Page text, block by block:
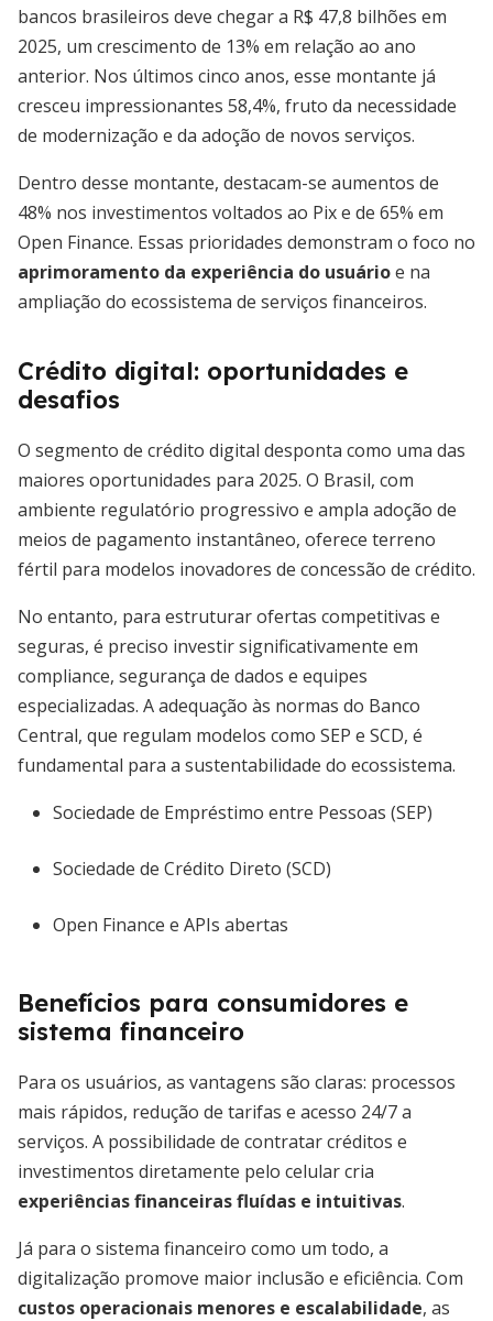
bancos brasileiros deve chegar a R$ 47,8 bilhões em
2025, um crescimento de 13% em relação ao ano
anterior. Nos últimos cinco anos, esse montante já
cresceu impressionantes 58,4%, fruto da necessidade
de modernização e da adoção de novos serviços.
Dentro desse montante, destacam-se aumentos de
48% nos investimentos voltados ao Pix e de 65% em
Open Finance. Essas prioridades demonstram o foco no
aprimoramento da experiência do usuárioe na
ampliação do ecossistema de serviços financeiros.
Crédito digital: oportunidades e
desafios
O segmento de crédito digital desponta como uma das
maiores oportunidades para 2025. O Brasil, com
ambiente regulatório progressivo e ampla adoção de
meios de pagamento instantâneo, oferece terreno
fértil para modelos inovadores de concessão de crédito.
No entanto, para estruturar ofertas competitivas e
seguras, é preciso investir significativamente em
compliance, segurança de dados e equipes
especializadas. A adequação às normas do Banco
Central, que regulam modelos como SEP e SCD, é
fundamental para a sustentabilidade do ecossistema.
Sociedade de Empréstimo entre Pessoas (SEP)
Sociedade de Crédito Direto (SCD)
Open Finance e APIs abertas
Benefícios para consumidores e
sistema financeiro
Para os usuários, as vantagens são claras: processos
mais rápidos, redução de tarifas e acesso 24/7 a
serviços. A possibilidade de contratar créditos e
investimentos diretamente pelo celular cria
experiências financeiras fluídas e intuitivas.
Já para o sistema financeiro como um todo, a
digitalização promove maior inclusão e eficiência. Com
custos operacionais menores e escalabilidade, as